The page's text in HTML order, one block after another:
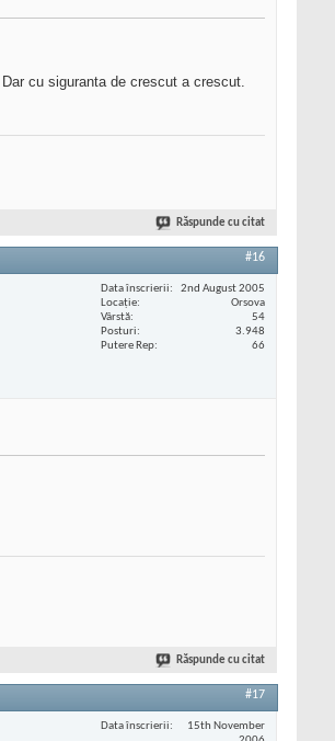
cu siguranta de crescut a crescut.
Răspunde cu citat
#16
Data înscrierii
2nd August 2005
Locaţie
Orsova
Vârstă
54
Posturi
3.948
Putere Rep
66
Răspunde cu citat
#17
Data înscrierii
15th November